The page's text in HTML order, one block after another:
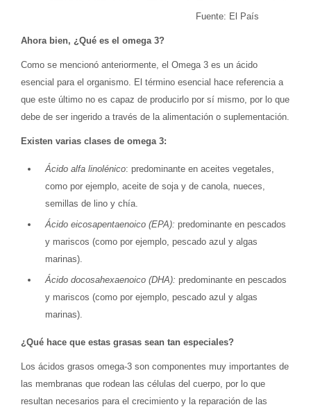
Fuente: El País
Ahora bien, ¿Qué es el omega 3?
Como se mencionó anteriormente, el Omega 3 es un ácido
esencial para el organismo. El término esencial hace referencia a
que este último no es capaz de producirlo por sí mismo, por lo que
debe de ser ingerido a través de la alimentación o suplementación.
Existen varias clases de omega 3:
Ácido alfa linolénico: predominante en aceites vegetales,
como por ejemplo, aceite de soja y de canola, nueces,
semillas de lino y chía.
Ácido eicosapentaenoico (EPA): predominante en pescados
y mariscos (como por ejemplo, pescado azul y algas
marinas).
Ácido docosahexaenoico (DHA): predominante en pescados
y mariscos (como por ejemplo, pescado azul y algas
marinas).
¿Qué hace que estas grasas sean tan especiales?
Los ácidos grasos omega-3 son componentes muy importantes de
las membranas que rodean las células del cuerpo, por lo que
resultan necesarios para el crecimiento y la reparación de las